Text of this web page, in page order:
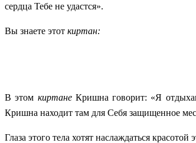
сердца Тебе не удастся».
Вы знаете этот киртан:
В этом киртанеКришна говорит: «Я
Кришна находит там для Себя защищенное
Глаза этого тела хотят наслаждаться